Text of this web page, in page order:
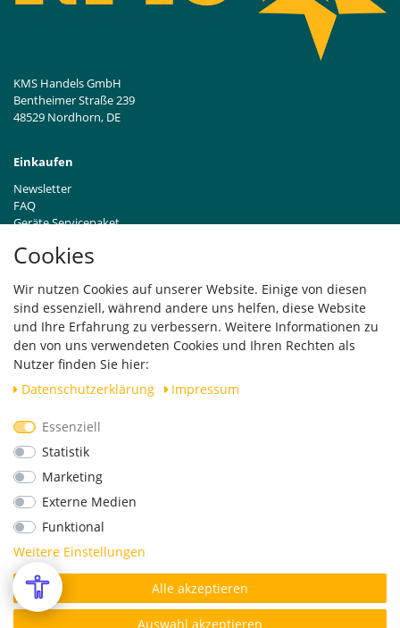
Cookies
Wir nutzen Cookies auf unserer Website. Einige von diesen
sind essenziell, während andere uns helfen, diese Website
und Ihre Erfahrung zu verbessern. Weitere Informationen zu
den von uns verwendeten Cookies und Ihren Rechten als
Nutzer finden Sie hier:
Daten­schutz­erklärung
Impressum
Essenziell
Statistik
Marketing
Externe Medien
Funktional
Weitere Einstellungen
Alle akzeptieren
Auswahl akzeptieren
KMS Handels GmbH
Bentheimer Straße 239
48529 Nordhorn, DE
Einkaufen
Newsletter
FAQ
Geräte Servicepaket
Händleranfragen B2B
Widerrufsrecht
Vertrag widerrufen
Versand
Geprüfte Sicherheit
*Alle Preise verstehen sich inkl. MwSt. zzgl. Versandkosten.